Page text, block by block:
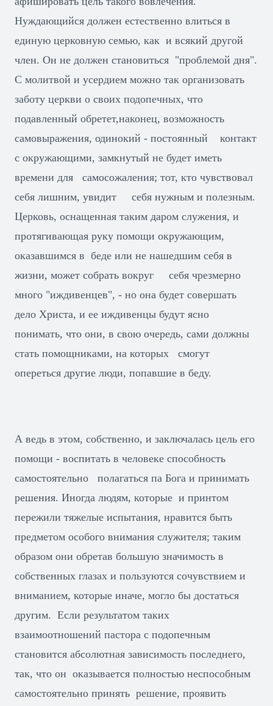
Нуждающийся должен естественно влиться в
единую церковную семью, как и всякий другой
член. Он не должен становиться "проблемой дня".
С молитвой и усердием можно так организовать
заботу церкви о своих подопечных, что
подавленный обретет,наконец, возможность
самовыражения, одинокий - постоянный контакт
с окружающими, замкнутый не будет иметь
времени для самосожаления; тот, кто чувствовал
себя лишним, увидит себя нужным и полезным.
Церковь, оснащенная таким даром служения, и
протягивающая руку помощи окружающим,
оказавшимся в беде или не нашедшим себя в
жизни, может собрать вокруг себя чрезмерно
много "иждивенцев", - но она будет совершать
дело Христа, и ее иждивенцы будут ясно
понимать, что они, в свою очередь, сами должны
стать помощниками, на которых смогут
опереться другие люди, попавшие в беду.
А ведь в этом, собственно, и заключалась цель его
помощи - воспитать в человеке способность
самостоятельно полагаться па Бога и принимать
решения. Иногда людям, которые и принтом
пережили тяжелые испытания, нравится быть
предметом особого внимания служителя; таким
образом они обретав большую значимость в
собственных глазах и пользуются сочувствием и
вниманием, которые иначе, могло бы достаться
другим. Если результатом таких
взаимоотношений пастора с подопечным
становится абсолютная зависимость последнего,
так, что он оказывается полностью неспособным
самостоятельно принять решение, проявить